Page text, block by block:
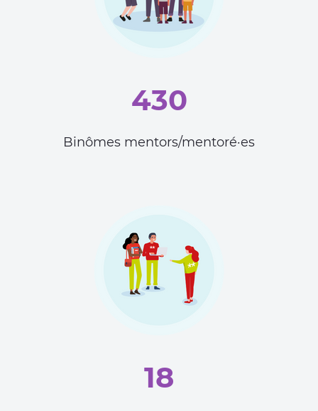
430
Binômes mentors/mentoré·es
18